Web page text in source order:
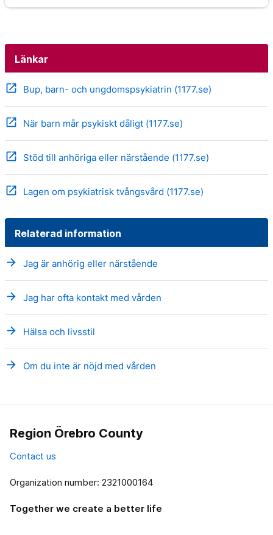
Länkar
open_in_new Bup, barn- och ungdomspsykiatrin (1177.se)
open_in_new När barn mår psykiskt dåligt (1177.se)
open_in_new Stöd till anhöriga eller närstående (1177.se)
open_in_new Lagen om psykiatrisk tvångsvård (1177.se)
Relaterad information
arrow_forward Jag är anhörig eller närstående
arrow_forward Jag har ofta kontakt med vården
arrow_forward Hälsa och livsstil
arrow_forward Om du inte är nöjd med vården
Region Örebro County
Contact us
Organization number: 2321000164
Together we create a better life